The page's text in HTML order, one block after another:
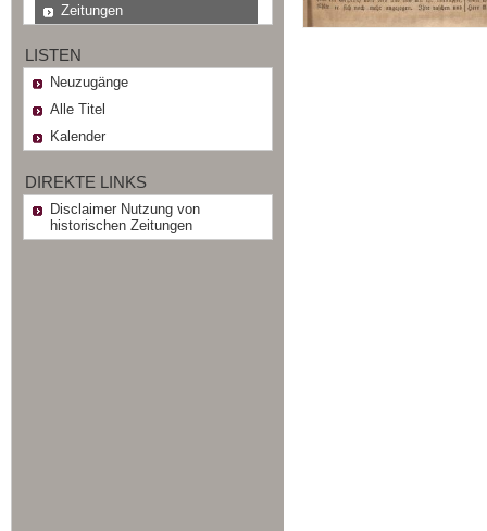
Zeitungen
LISTEN
Neuzugänge
Alle Titel
Kalender
DIREKTE LINKS
Disclaimer Nutzung von
historischen Zeitungen